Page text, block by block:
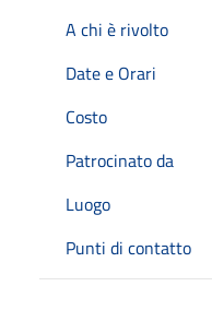
A chi è rivolto
Date e Orari
Costo
Patrocinato da
Luogo
Punti di contatto